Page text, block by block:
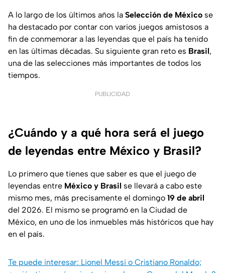
A lo largo de los últimos años la Selección de México se
ha destacado por contar con varios juegos amistosos a
fin de conmemorar a las leyendas que el país ha tenido
en las últimas décadas. Su siguiente gran reto es Brasil,
una de las selecciones más importantes de todos los
tiempos.
PUBLICIDAD
¿Cuándo y a qué hora será el juego
de leyendas entre México y Brasil?
Lo primero que tienes que saber es que el juego de
leyendas entre México y Brasil se llevará a cabo este
mismo mes, más precisamente el domingo 19 de abril
del 2026. El mismo se programó en la Ciudad de
México, en uno de los inmuebles más históricos que hay
en el país.
Te puede interesar: Lionel Messi o Cristiano Ronaldo;